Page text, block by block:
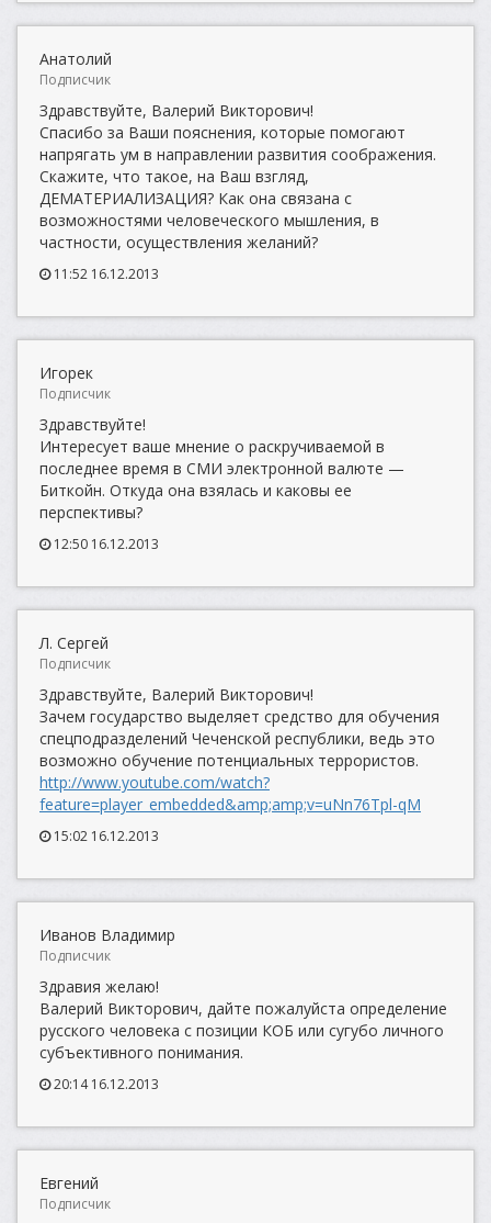
Анатолий
Подписчик
Здравствуйте, Валерий Викторович!
Спасибо за Ваши пояснения, которые помогают
напрягать ум в направлении развития соображения.
Скажите, что такое, на Ваш взгляд,
ДЕМАТЕРИАЛИЗАЦИЯ? Как она связана с
возможностями человеческого мышления, в
частности, осуществления желаний?
11:52 16.12.2013
Игорек
Подписчик
Здравствуйте!
Интересует ваше мнение о раскручиваемой в
последнее время в СМИ электронной валюте —
Биткойн. Откуда она взялась и каковы ее
перспективы?
12:50 16.12.2013
Л. Сергей
Подписчик
Здравствуйте, Валерий Викторович!
Зачем государство выделяет средство для обучения
спецподразделений Чеченской республики, ведь это
возможно обучение потенциальных террористов.
http://www.youtube.com/watch?
feature=player_embedded&amp;amp;v=uNn76Tpl-qM
15:02 16.12.2013
Иванов Владимир
Подписчик
Здравия желаю!
Валерий Викторович, дайте пожалуйста определение
русского человека с позиции КОБ или сугубо личного
субъективного понимания.
20:14 16.12.2013
Евгений
Подписчик